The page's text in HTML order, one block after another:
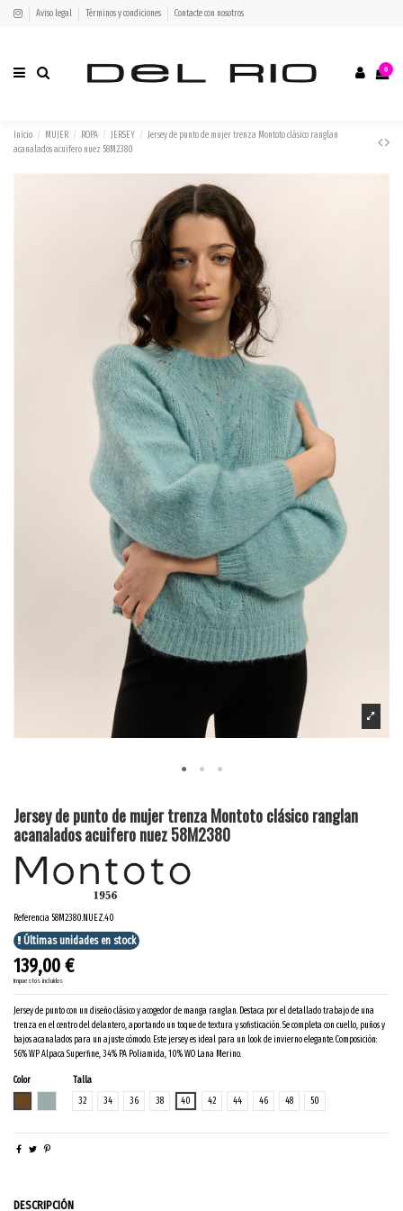
Aviso legal Términos y condiciones Contacte con nosotros
0
Inicio MUJER ROPA JERSEY
Jersey de punto de mujer trenza Montoto clásico ranglan
acanalados acuifero nuez 58M2380
Jersey de punto de mujer trenza Montoto clásico ranglan
acanalados acuifero nuez 58M2380
Referencia 58M2380.NUEZ.40
Últimas unidades en stock
139,00 €
Impuestos incluidos
Jersey de punto con un diseño clásico y acogedor de manga ranglan. Destaca por el detallado trabajo de una
trenza en el centro del delantero, aportando un toque de textura y sofisticación. Se completa con cuello, puños y
bajos acanalados para un ajuste cómodo. Este jersey es ideal para un look de invierno elegante. Composición:
56% WP Alpaca Superfine, 34% PA Poliamida, 10% WO Lana Merino.
Color
ACUIFERO
Talla
32
34 36 38 40 42 44 46 48 50
DESCRIPCIÓN